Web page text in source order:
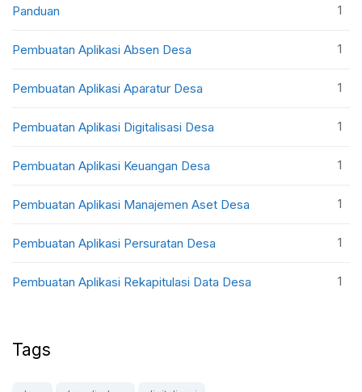
Panduan 1
Pembuatan Aplikasi Absen Desa 1
Pembuatan Aplikasi Aparatur Desa 1
Pembuatan Aplikasi Digitalisasi Desa 1
Pembuatan Aplikasi Keuangan Desa 1
Pembuatan Aplikasi Manajemen Aset Desa 1
Pembuatan Aplikasi Persuratan Desa 1
Pembuatan Aplikasi Rekapitulasi Data Desa 1
Tags